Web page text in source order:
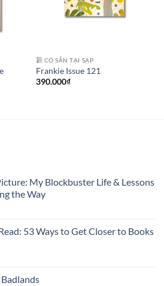
CÓ SẴN TẠI SẠP
Frankie Issue 121
390.000₫
My Blockbuster Life & Lessons
the Way
53 Ways to Get Closer to Books